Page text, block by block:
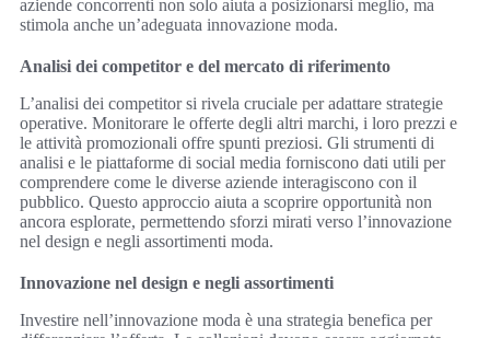
aziende concorrenti non solo aiuta a posizionarsi meglio, ma
stimola anche un’adeguata innovazione moda.
Analisi dei competitor e del mercato di riferimento
L’analisi dei competitor si rivela cruciale per adattare strategie
operative. Monitorare le offerte degli altri marchi, i loro prezzi e
le attività promozionali offre spunti preziosi. Gli strumenti di
analisi e le piattaforme di social media forniscono dati utili per
comprendere come le diverse aziende interagiscono con il
pubblico. Questo approccio aiuta a scoprire opportunità non
ancora esplorate, permettendo sforzi mirati verso l’innovazione
nel design e negli assortimenti moda.
Innovazione nel design e negli assortimenti
Investire nell’innovazione moda è una strategia benefica per